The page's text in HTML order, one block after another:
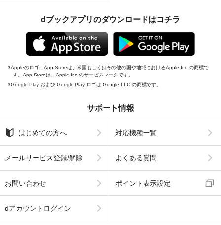
dブックアプリのダウンロードはコチラ
Appleのロゴ、App Storeは、米国もしくはその他の国や地域におけるApple Inc.の商標で
す。App Storeは、Apple Inc.のサービスマークです。
Google Play および Google Play ロゴは Google LLC の商標です。
サポート情報
はじめての方へ 対応機種一覧
メールサービス登録/解除 よくある質問
お問い合わせ ポイント表示設定
dアカウントログイン